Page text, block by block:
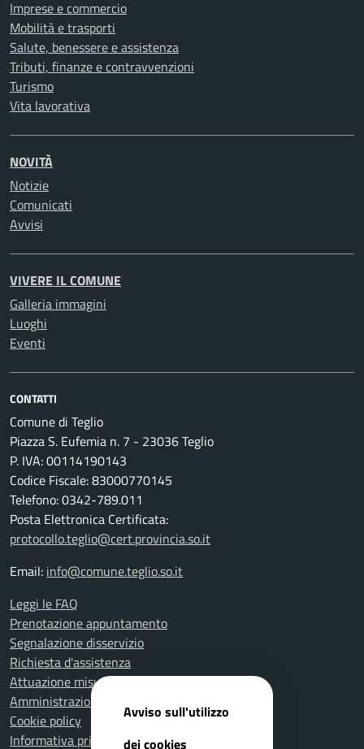
Imprese e commercio
Mobilità e trasporti
Salute, benessere e assistenza
Tributi, finanze e contravvenzioni
Turismo
Vita lavorativa
NOVITÀ
Notizie
Comunicati
Avvisi
VIVERE IL COMUNE
Galleria immagini
Luoghi
Eventi
CONTATTI
Comune di Teglio
Piazza S. Eufemia n. 7 - 23036 Teglio
P. IVA: 00114190143
Codice Fiscale: 83000770145
Telefono: 0342-789.011
Posta Elettronica Certificata:
protocollo.teglio@cert.provincia.so.it
Email: info@comune.teglio.so.it
Leggi le FAQ
Prenotazione appuntamento
Segnalazione disservizio
Richiesta d'assistenza
Attuazione misure PNRR
Amministrazione trasparente
Cookie policy
Informativa privacy
Avviso sull'utilizzo
dei cookies